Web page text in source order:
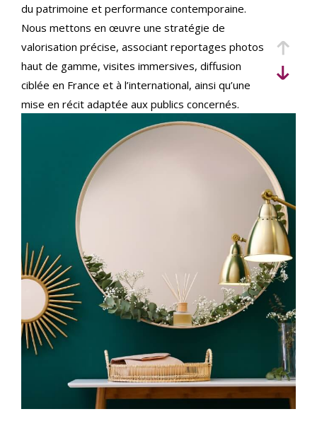
du patrimoine et performance contemporaine.
Nous mettons en œuvre une stratégie de
valorisation précise, associant reportages photos
haut de gamme, visites immersives, diffusion
ciblée en France et à l’international, ainsi qu’une
mise en récit adaptée aux publics concernés.
Implantés au cœur du Val de Loire et actifs sur
l’ensemble du territoire, nous accompagnons
vendeurs et acquéreurs français et internationaux,
avec une expertise juridique et patrimoniale
rigoureuse pour sécuriser chaque étape de la
transaction.
Notre signature se fonde sur la discrétion, la
transparence et l’exigence professionnelle.
CONNECTA Patrimoine : relier le passé, le présent
et l’avenir de notre patrimoine.